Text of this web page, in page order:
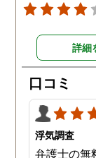
詳細
口コミ
浮気調査
弁護士の無